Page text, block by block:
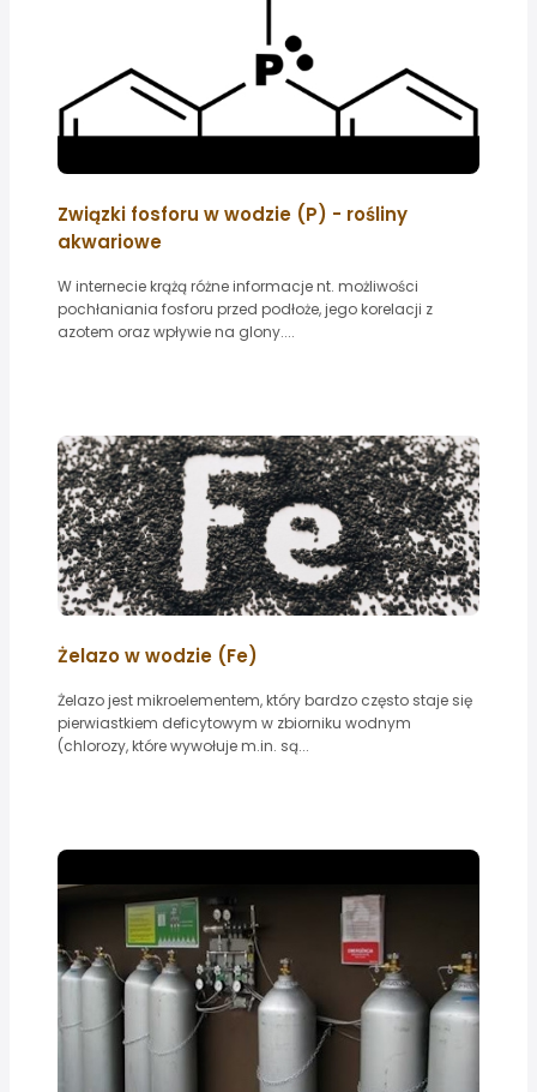
Związki fosforu w wodzie (P) - rośliny
akwariowe
W internecie krążą różne informacje nt. możliwości
pochłaniania fosforu przed podłoże, jego korelacji z
azotem oraz wpływie na glony....
Żelazo w wodzie (Fe)
Żelazo jest mikroelementem, który bardzo często staje się
pierwiastkiem deficytowym w zbiorniku wodnym
(chlorozy, które wywołuje m.in. są...